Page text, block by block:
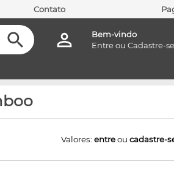
Contato
Bem-vindo
Entreou Cadastre-se
Valores:entreoucadastre-